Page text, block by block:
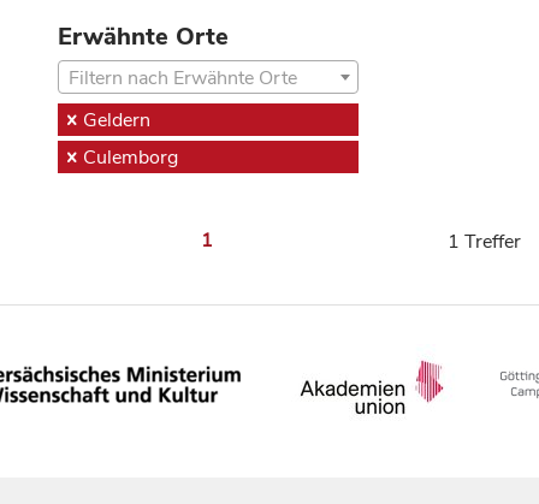
Erwähnte Orte
Filtern nach Erwähnte Orte
Geldern
Culemborg
1 1 Treffer